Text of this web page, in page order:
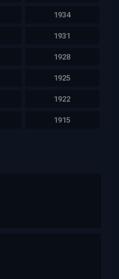
1934
1931
1928
1925
1922
1915